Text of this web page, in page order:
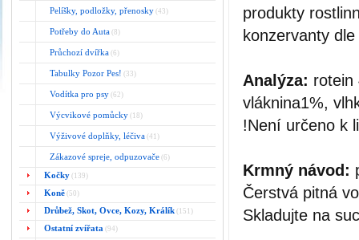
Pelíšky, podložky, přenosky (43)
Potřeby do Auta (8)
Průchozí dvířka (6)
Tabulky Pozor Pes! (33)
Vodítka pro psy (62)
Výcvikové pomůcky (18)
Výživové doplňky, léčiva (41)
Zákazové spreje, odpuzovače (6)
Kočky (139)
Koně (50)
Drůbež, Skot, Ovce, Kozy, Králík (151)
Ostatní zvířata (94)
produkty
konzervanty
Analýza: rotein
vláknina1%,
!Není určeno k
Krmný návod:
Čerstvá pitná
Skladujte na